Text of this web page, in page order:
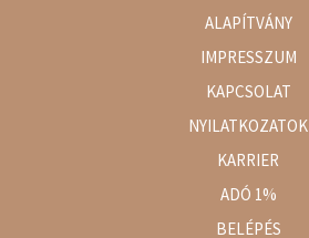
ALAPÍTVÁNY
IMPRESSZUM
KAPCSOLAT
NYILATKOZATOK
KARRIER
ADÓ 1%
BELÉPÉS